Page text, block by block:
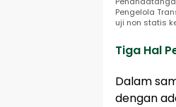
Pengelola
uji non statis
Tiga Hal
Dalam
dengan